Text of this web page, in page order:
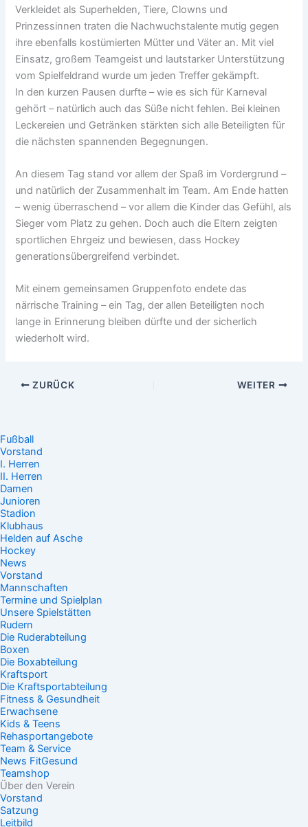
Verkleidet als Superhelden, Tiere, Clowns und
Prinzessinnen traten die Nachwuchstalente mutig gegen
ihre ebenfalls kostümierten Mütter und Väter an. Mit viel
Einsatz, großem Teamgeist und lautstarker Unterstützung
vom Spielfeldrand wurde um jeden Treffer gekämpft.
In den kurzen Pausen durfte – wie es sich für Karneval
gehört – natürlich auch das Süße nicht fehlen. Bei kleinen
Leckereien und Getränken stärkten sich alle Beteiligten für
die nächsten spannenden Begegnungen.
An diesem Tag stand vor allem der Spaß im Vordergrund –
und natürlich der Zusammenhalt im Team. Am Ende hatten
– wenig überraschend – vor allem die Kinder das Gefühl, als
Sieger vom Platz zu gehen. Doch auch die Eltern zeigten
sportlichen Ehrgeiz und bewiesen, dass Hockey
generationsübergreifend verbindet.
Mit einem gemeinsamen Gruppenfoto endete das
närrische Training – ein Tag, der allen Beteiligten noch
lange in Erinnerung bleiben dürfte und der sicherlich
wiederholt wird.
ZURÜCK WEITER
Fußball
Vorstand
I. Herren
II. Herren
Damen
Junioren
Stadion
Klubhaus
Helden auf Asche
Hockey
News
Vorstand
Mannschaften
Termine und Spielplan
Unsere Spielstätten
Rudern
Die Ruderabteilung
Boxen
Die Boxabteilung
Kraftsport
Die Kraftsportabteilung
Fitness & Gesundheit
Erwachsene
Kids & Teens
Rehasportangebote
Team & Service
News FitGesund
Teamshop
Über den Verein
Vorstand
Satzung
Leitbild